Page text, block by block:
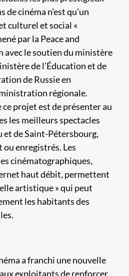
de cinéma n’est qu’un
culturel et social «
par la Peace and
avec le soutien du ministère
de l’Éducation et de
de Russie en
régionale.
ce projet est de présenter au
les meilleurs spectacles
de Saint-Pétersbourg,
ou enregistrés. Les
cinématographiques,
haut débit, permettent
artistique » qui peut
les habitants des
a franchi une nouvelle
exploitants de renforcer